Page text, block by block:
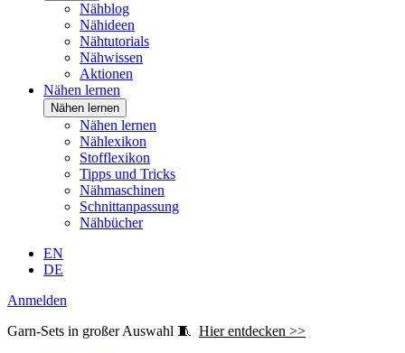
Nähblog
Nähideen
Nähtutorials
Nähwissen
Aktionen
Nähen lernen
Nähen lernen
Nähen lernen
Nählexikon
Stofflexikon
Tipps und Tricks
Nähmaschinen
Schnittanpassung
Nähbücher
EN
DE
Anmelden
Garn-Sets in großer Auswahl 🧵 Hier entdecken >>